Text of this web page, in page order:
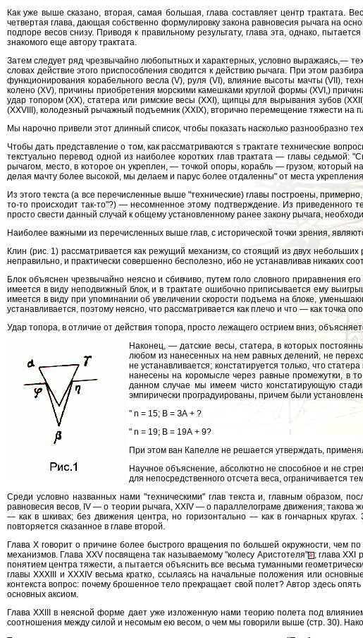
Как уже выше сказано, вторая, самая большая, глава составляет центр трактата.
четвертая глава, дающая собственно формулировку закона равновесия рычага на
подпоре весов снизу. Приводя к правильному результату, глава эта, однако,
знакомого еще автору трактата.
Затем следует ряд чрезвычайно любопытных и характерных, условно выражаясь,—
словах действие этого приспособления сводится к действию рычага. При этом
функционирования корабельного весла (V), руля (VI), влияние высоты мачты (VII),
колено (XV), причины приобретения морскими камешками круглой формы (XVI,)
удар топором (XX), статера или римские весы (XXI), щипцы для вырывания зубов
(XXVIII), колодезный рычажный подъемник (XXIX), вторично перемещение тяжести на
Мы нарочно привели этот длинный список, чтобы показать насколько разнообразно
Чтобы дать представление о том, как рассматриваются s трактате технические
текстуально перевод одной из наиболее коротких глав трактата — главы
рычагом, место, в которое он укреплен, — точкой опоры, корабль — грузом, который
делая мачту более высокой, мы делаем и парус более отдаленны" от места
Из этого текста (а все перечисленные выше "технические) главы построены,
то-то происходит так-то"?) — несомненное этому подтверждение. Из приведенного
просто свести данный случай к общему установленному ранее закону рычага,
Наиболее важными из перечисленных выше глав, с исторической точки зрения,
Клин (рис. 1) рассматривается как режущий механизм, со стоящий из двух
неправильно, и практически совершенно бесполезно, ибо не устанавливав никаких
Блок объяснен чрезвычайно неясно и сбивчиво, путем голо словного приравнения
имеется в виду неподвижный блок, и в трактате ошибочно приписывается ему
имеется в виду при упоминании об увеличении скорости подъема на блоке,
устанавливается, поэтому неясно, что рассматривается как плечо и что — как точка
Удар топора, в отличие от действия топора, просто лежащего острием вниз,
Наконец, — датские весы, статера, в которых
любом из нанесенных на нем равных делений, не
не устанавливается; констатируется только, что
нанесены на коромысле через равные промежутки, в
данном случае мы имеем чисто констатирующую
эмпирически проградуированы, причем были
" n = 15; В = ЗА + ?
" n = 19; В = 19А + 9?
При этом ван Капелле не решается утверждать,
Научное объяснение, абсолютно не способное и не
для непосредственного отсчета веса, ограничивается
Среди условно названных нами "техническими" глав текста и, главным образом,
равновесия весов, IV — о теории рычага, XXIV — о параллелограме движения; такова
— как в шкивах; без движения центра, но горизонтально — как в гончарных
повторяется сказанное в главе второй.
Глава Х говорит о причине более быстрого вращения по большей окружности, чем
механизмов. Глава XXV посвящена так называемому "колесу Аристотеля"
; глава XXI
понятием центра тяжести, а пытается объяснить все весьма туманными
главы XXXIII и XXXIV весьма кратко, ссылаясь на начальные положения или
контекста вопрос: почему брошенное тело прекращает свой полет? Автор здесь
основных аксиом.
Глава XXIII в неясной форме дает уже изложенную нами теорию полета под
соотношения между силой и несомым ею весом, о чем мы говорили выше (стр. 30).